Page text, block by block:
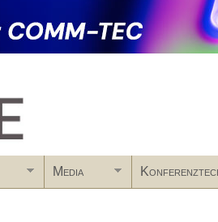
Media